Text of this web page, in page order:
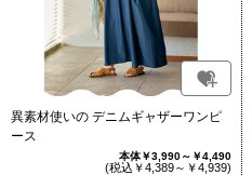
異素材使いの デニムギャザーワンピ
ース
本体￥3,990～￥4,490
(税込￥4,389～￥4,939)